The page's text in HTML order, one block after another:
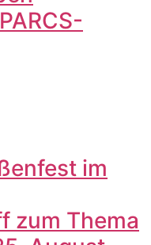
im
zum Thema